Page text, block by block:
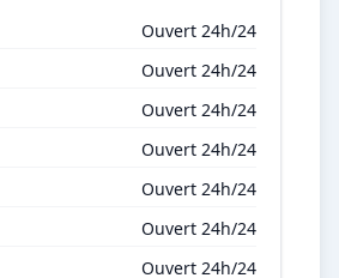
Ouvert 24h/24
Ouvert 24h/24
Ouvert 24h/24
Ouvert 24h/24
Ouvert 24h/24
Ouvert 24h/24
Ouvert 24h/24